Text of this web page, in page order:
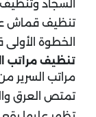
السجاد
تنظيف قماش
الخطوة
تنظيف مراتب
مراتب السرير
تمتص العرق